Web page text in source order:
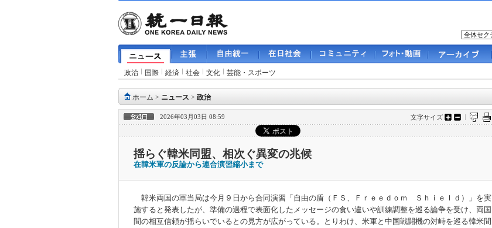
政治 国際 経済 社会 文化 芸能・スポーツ
ホーム > ニュース > 政治
2026年03月03日 08:59 文字サイズ
揺らぐ韓米同盟、相次ぐ異変の兆候
在韓米軍の反論から連合演習縮小まで
韓米両国の軍当局は今月９日から合同演習「自由の盾（ＦＳ、Ｆｒｅｅｄｏｍ Ｓｈｉｅｌｄ）」を実
施すると発表したが、準備の過程で表面化したメッセージの食い違いや訓練調整を巡る論争を受け、両国
間の相互信頼が揺らいでいるとの見方が広がっている。とりわけ、米軍と中国戦闘機の対峙を巡る韓米間